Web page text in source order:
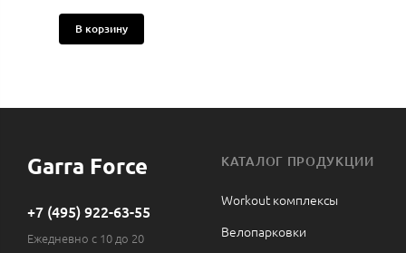
В корзину
Garra Force
+7 (495) 922-63-55
Ежедневно с 10 до 20
КАТАЛОГ ПРОДУКЦИИ
Workout комплексы
Велопарковки